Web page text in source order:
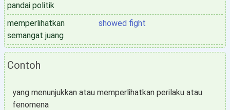
pandai politik
memperlihatkan
semangat juang
showed fight
Contoh
yang menunjukkan atau memperlihatkan perilaku atau
fenomena